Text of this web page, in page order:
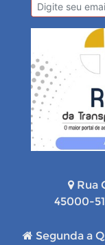
Rua
45000-
Segunda a